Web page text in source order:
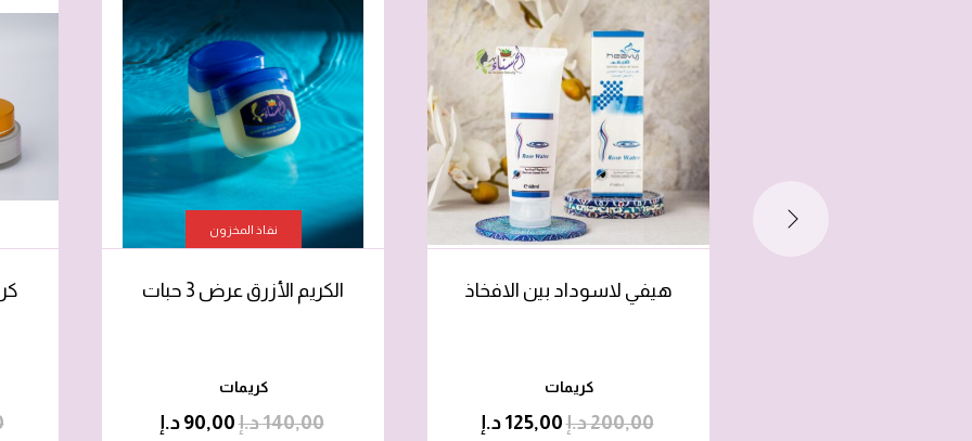
هيفي لاسوداد بين الافخاذ
كريمات
200,00د.إ125,00 د.إ
نفاذ المخزون
الكريم الأزرق عرض 3 حبات
كريمات
140,00د.إ90,00 د.إ